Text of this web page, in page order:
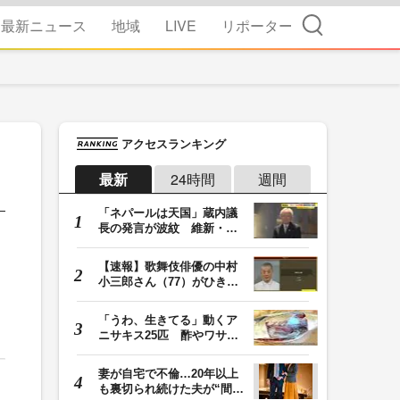
最新ニュース 地域 LIVE リポーター 検索
アクセスランキング
最新 24時間 週間
「ネパールは天国」蔵内議
長の発言が波紋 維新・吉
【速報】歌舞伎俳優の中村
小三郎さん（77）がひき逃
「うわ、生きてる」動くア
ニサキス25匹 酢やワサビ
妻が自宅で不倫…20年以上
も裏切られ続けた夫が“間